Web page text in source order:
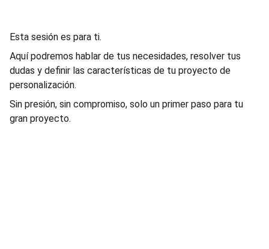
Esta sesión es para ti.
Aquí podremos hablar de tus necesidades, resolver tus
dudas y definir las características de tu proyecto de
personalización.
Sin presión, sin compromiso, solo un primer paso para tu
gran proyecto.